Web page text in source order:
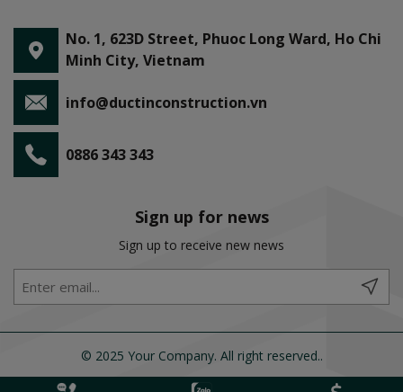
No. 1, 623D Street, Phuoc Long Ward, Ho Chi
Minh City, Vietnam
info@ductinconstruction.vn
0886 343 343
Sign up for news
Sign up to receive new news
© 2025 Your Company. All right reserved..